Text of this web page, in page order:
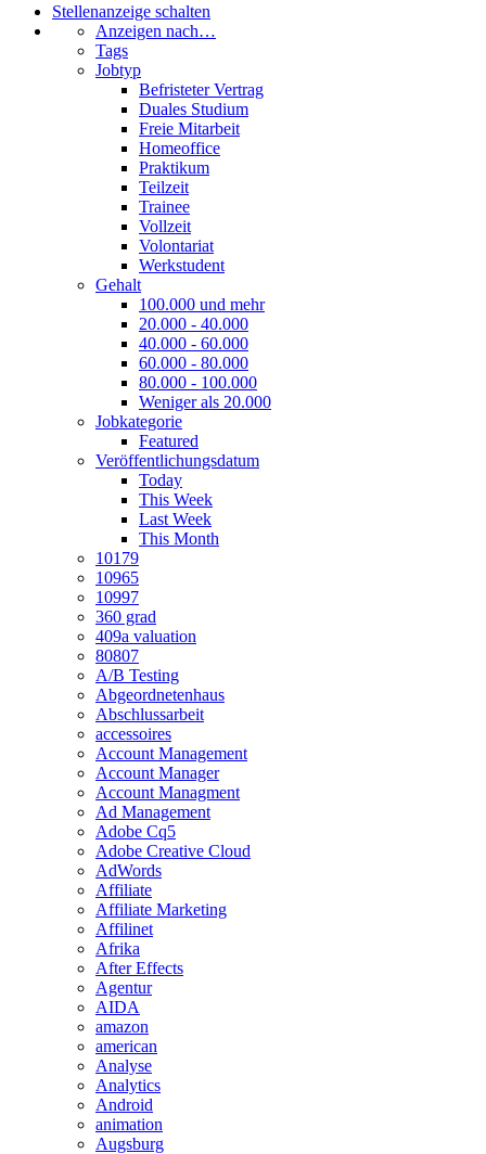
Stellenanzeige schalten
Anzeigen nach…
Tags
Jobtyp
Befristeter Vertrag
Duales Studium
Freie Mitarbeit
Homeoffice
Praktikum
Teilzeit
Trainee
Vollzeit
Volontariat
Werkstudent
Gehalt
100.000 und mehr
20.000 - 40.000
40.000 - 60.000
60.000 - 80.000
80.000 - 100.000
Weniger als 20.000
Jobkategorie
Featured
Veröffentlichungsdatum
Today
This Week
Last Week
This Month
10179
10965
10997
360 grad
409a valuation
80807
A/B Testing
Abgeordnetenhaus
Abschlussarbeit
accessoires
Account Management
Account Manager
Account Managment
Ad Management
Adobe Cq5
Adobe Creative Cloud
AdWords
Affiliate
Affiliate Marketing
Affilinet
Afrika
After Effects
Agentur
AIDA
amazon
american
Analyse
Analytics
Android
animation
Augsburg